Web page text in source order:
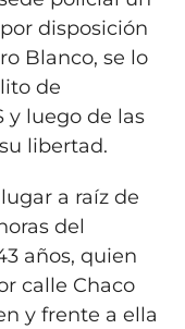
disposición
Blanco, se lo
de
y luego de las
libertad.
a raíz de
del
años, quien
calle Chaco
y frente a ella